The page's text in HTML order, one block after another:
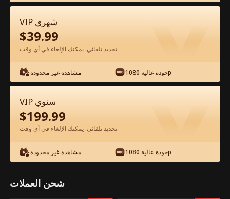
الحلقة 62 - الحبّ كالوردة الفيلم كامل
1-50 51-74 جميع الحلقات
VIP شهري
$39.99
تجديد تلقائي. يمكنك الإلغاء في أي وقت.
مشاهدة غير محدودة جودة عالية 1080p
VIP سنوي
$199.99
تجديد تلقائي. يمكنك الإلغاء في أي وقت.
مشاهدة غير محدودة جودة عالية 1080p
شحن العملات